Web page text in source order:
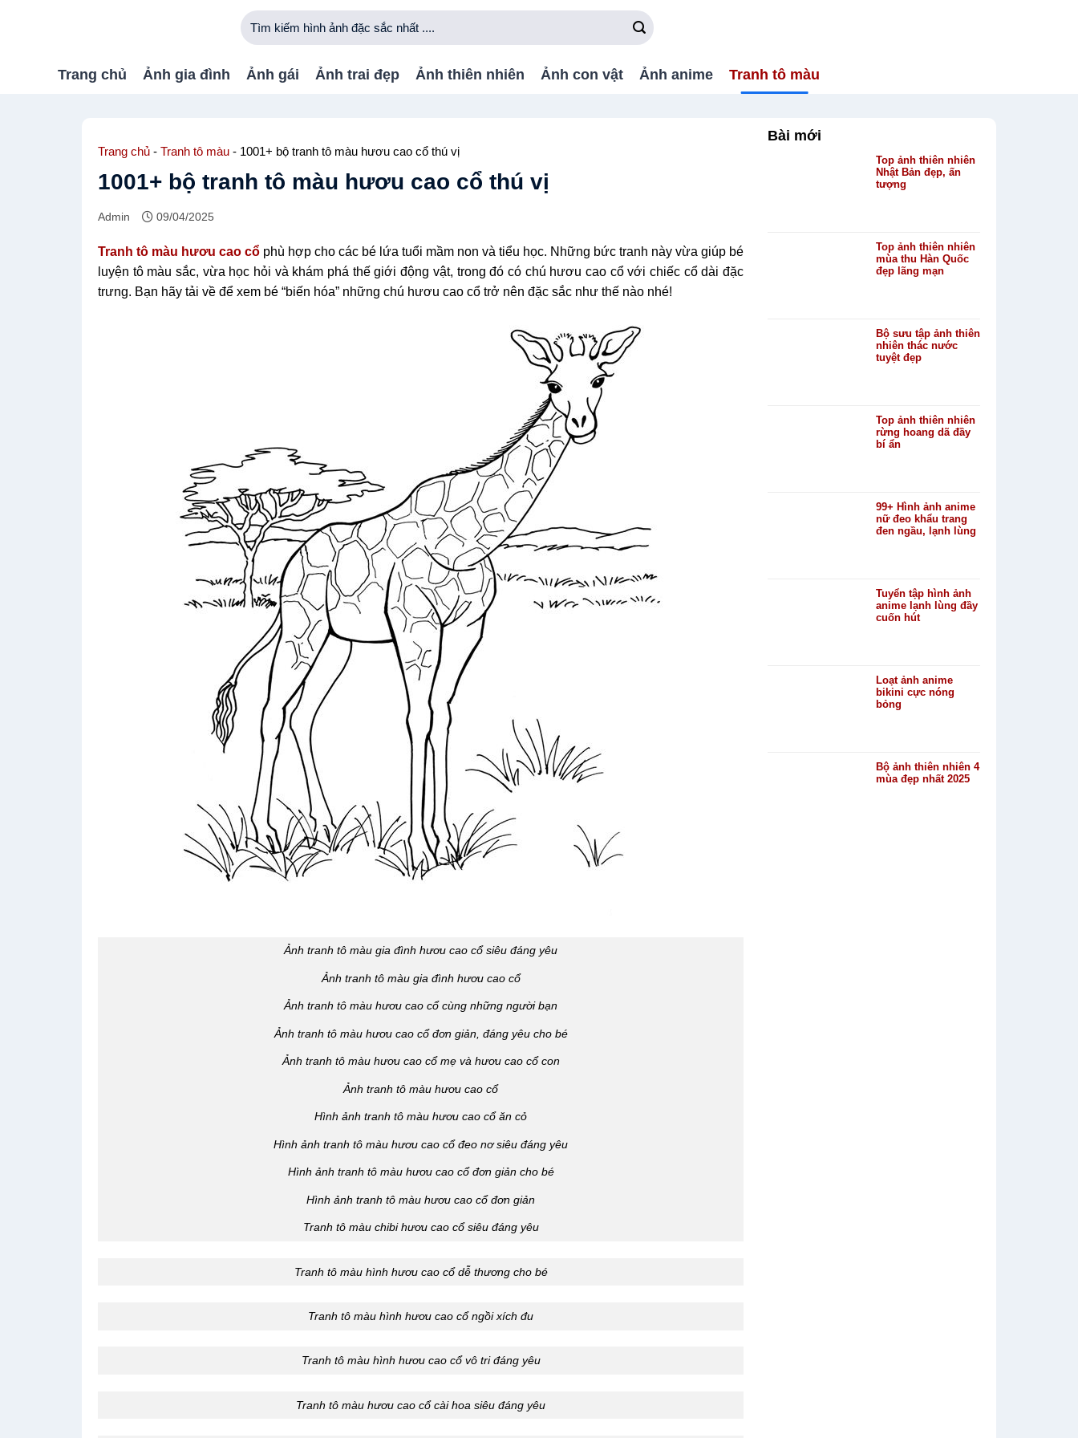
Trang chủ Ảnh gia đình Ảnh gái Ảnh trai đẹp Ảnh thiên nhiên Ảnh con vật Ảnh anime Tranh tô màu
Trang chủ - Tranh tô màu - 1001+ bộ tranh tô màu hươu cao cổ thú vị
1001+ bộ tranh tô màu hươu cao cổ thú vị
Admin 09/04/2025
Tranh tô màu hươu cao cổ phù hợp cho các bé lứa tuổi mầm non và tiểu học. Những bức tranh này vừa giúp bé
luyện tô màu sắc, vừa học hỏi và khám phá thế giới động vật, trong đó có chú hươu cao cổ với chiếc cổ dài đặc
trưng. Bạn hãy tải về để xem bé “biến hóa” những chú hươu cao cổ trở nên đặc sắc như thế nào nhé!
Ảnh tranh tô màu gia đình hươu cao cổ siêu đáng yêu
Ảnh tranh tô màu gia đình hươu cao cổ
Ảnh tranh tô màu hươu cao cổ cùng những người bạn
Ảnh tranh tô màu hươu cao cổ đơn giản, đáng yêu cho bé
Ảnh tranh tô màu hươu cao cổ mẹ và hươu cao cổ con
Ảnh tranh tô màu hươu cao cổ
Hình ảnh tranh tô màu hươu cao cổ ăn cỏ
Hình ảnh tranh tô màu hươu cao cổ đeo nơ siêu đáng yêu
Hình ảnh tranh tô màu hươu cao cổ đơn giản cho bé
Hình ảnh tranh tô màu hươu cao cổ đơn giản
Tranh tô màu chibi hươu cao cổ siêu đáng yêu
Tranh tô màu hình hươu cao cổ dễ thương cho bé
Tranh tô màu hình hươu cao cổ ngồi xích đu
Tranh tô màu hình hươu cao cổ vô tri đáng yêu
Tranh tô màu hươu cao cổ cài hoa siêu đáng yêu
Bài mới
Top ảnh thiên nhiên
Nhật Bản đẹp, ấn
tượng
Top ảnh thiên nhiên
mùa thu Hàn Quốc
đẹp lãng mạn
Bộ sưu tập ảnh thiên
nhiên thác nước
tuyệt đẹp
Top ảnh thiên nhiên
rừng hoang dã đầy
bí ẩn
99+ Hình ảnh anime
nữ đeo khẩu trang
đen ngầu, lạnh lùng
Tuyển tập hình ảnh
anime lạnh lùng đầy
cuốn hút
Loạt ảnh anime
bikini cực nóng
bỏng
Bộ ảnh thiên nhiên 4
mùa đẹp nhất 2025